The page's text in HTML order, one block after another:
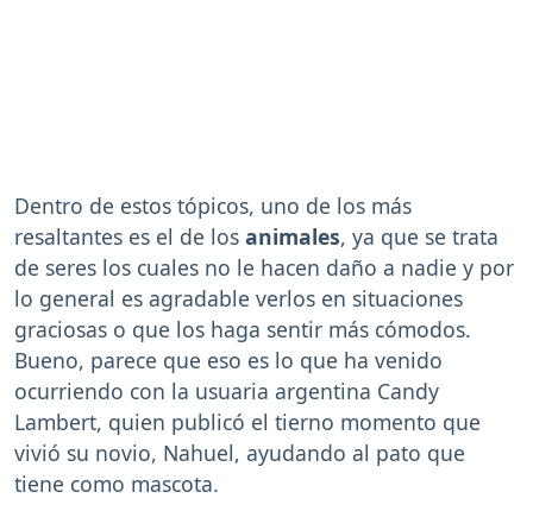
Dentro de estos tópicos, uno de los más
resaltantes es el de los animales, ya que se trata
de seres los cuales no le hacen daño a nadie y por
lo general es agradable verlos en situaciones
graciosas o que los haga sentir más cómodos.
Bueno, parece que eso es lo que ha venido
ocurriendo con la usuaria argentina Candy
Lambert, quien publicó el tierno momento que
vivió su novio, Nahuel, ayudando al pato que
tiene como mascota.